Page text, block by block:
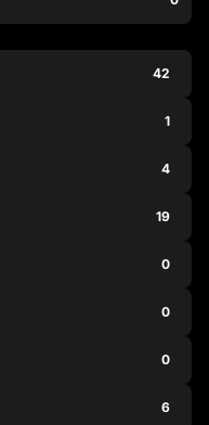
42
1
4
19
0
0
0
6